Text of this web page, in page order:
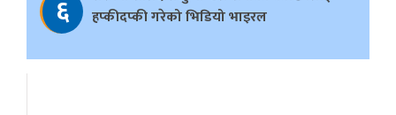
६
हप्कीदप्की गरेको भिडियो भाइरल